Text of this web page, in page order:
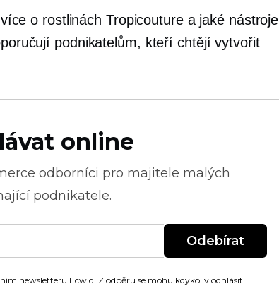
o rostlinách Tropicouture a jaké nástroje
podnikatelům, kteří chtějí vytvořit
online
odborníci pro majitele malých
podnikatele.
Odebírat
newsletteru Ecwid. Z odběru se mohu kdykoliv odhlásit.